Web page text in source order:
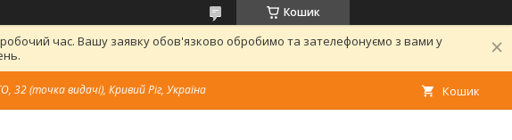
Кошик
час. Вашу заявку обов'язково обробимо та зателефонуємо з вами у
32 (точка видачі), Кривий Ріг, Україна Кошик